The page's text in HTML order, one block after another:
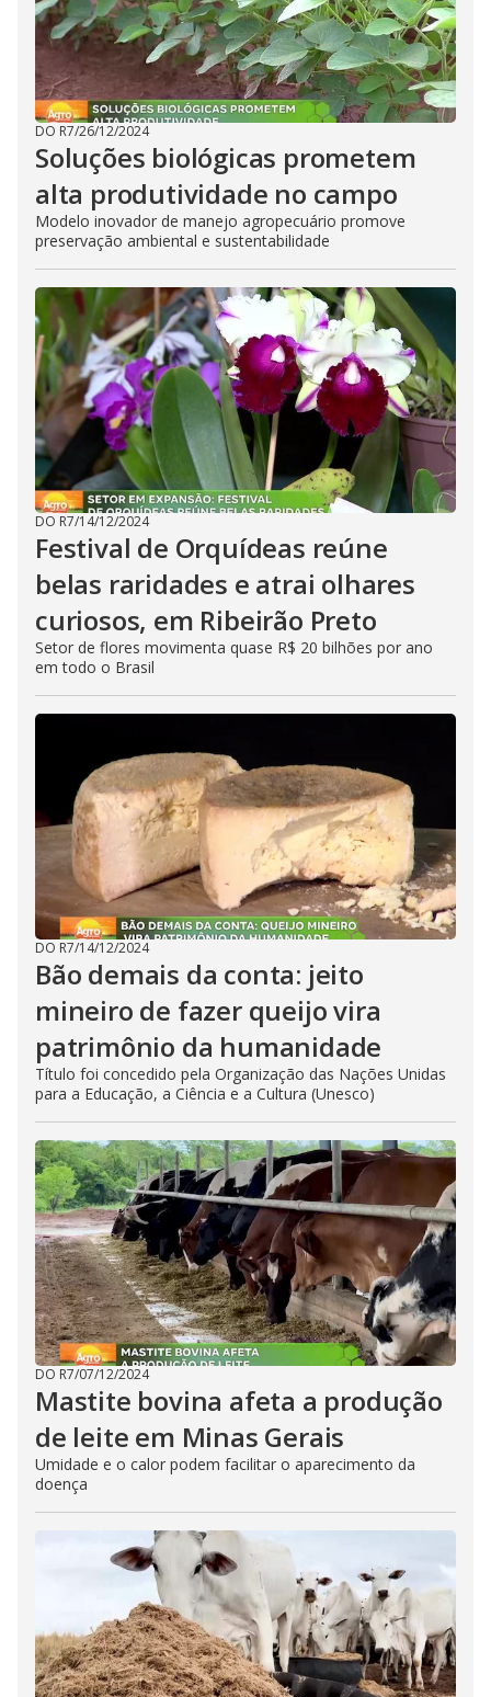
DO R7/26/12/2024
Soluções biológicas prometem
alta produtividade no campo
Modelo inovador de manejo agropecuário promove
preservação ambiental e sustentabilidade
DO R7/14/12/2024
Festival de Orquídeas reúne
belas raridades e atrai olhares
curiosos, em Ribeirão Preto
Setor de flores movimenta quase R$ 20 bilhões por ano
em todo o Brasil
DO R7/14/12/2024
Bão demais da conta: jeito
mineiro de fazer queijo vira
patrimônio da humanidade
Título foi concedido pela Organização das Nações Unidas
para a Educação, a Ciência e a Cultura (Unesco)
DO R7/07/12/2024
Mastite bovina afeta a produção
de leite em Minas Gerais
Umidade e o calor podem facilitar o aparecimento da
doença